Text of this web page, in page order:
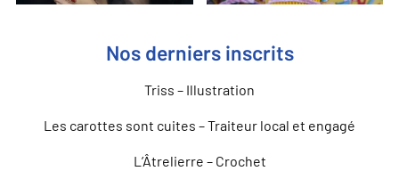
Nos derniers inscrits
Triss – Illustration
Les carottes sont cuites – Traiteur local et engagé
L’Âtrelierre – Crochet